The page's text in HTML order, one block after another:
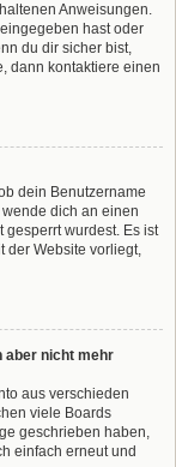
Anweisungen.
hast oder
du dir sicher bist,
dann kontaktiere einen
dein Benutzername
dich an einen
gesperrt wurdest. Es ist
der Website vorliegt,
aber nicht mehr
aus verschieden
viele Boards
geschrieben haben,
einfach erneut und